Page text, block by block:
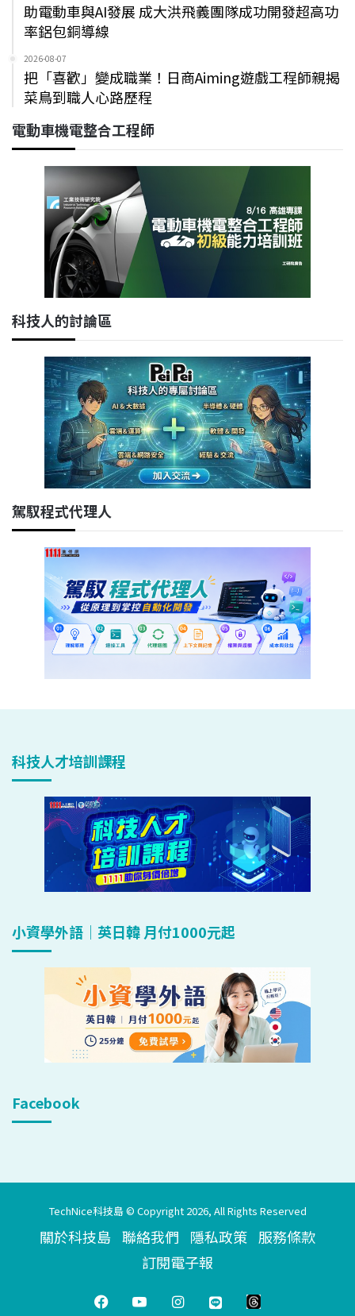
助電動車與AI發展 成大洪飛義團隊成功開發超高功
率鋁包銅導線
2026-08-07
把「喜歡」變成職業！日商Aiming遊戲工程師親揭
菜鳥到職人心路歷程
電動車機電整合工程師
科技人的討論區
駕馭程式代理人
科技人才培訓課程
小資學外語｜英日韓 月付1000元起
Facebook
TechNice科技島 © Copyright 2026, All Rights Reserved
關於科技島 聯絡我們 隱私政策 服務條款
訂閱電子報